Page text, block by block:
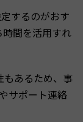
するのがおす
間を活用すれ
もあるため、事
サポート連絡